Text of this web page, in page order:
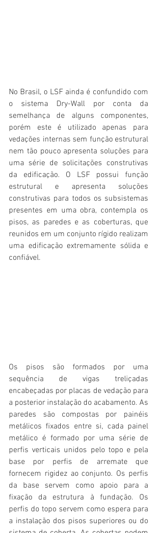
No Brasil, o LSF ainda é confundido com
o sistema Dry-Wall por conta da
semelhança de alguns componentes,
porém este é utilizado apenas para
vedações internas sem função estrutural
nem tão pouco apresenta soluções para
uma série de solicitações construtivas
da edificação. O LSF possui função
estrutural e apresenta soluções
construtivas para todos os subsistemas
presentes em uma obra, contempla os
pisos, as paredes e as coberturas, que
reunidos em um conjunto rígido realizam
uma edificação extremamente sólida e
confiável.
Os pisos são formados por uma
sequência de vigas treliçadas
encabeçadas por placas de vedação para
a posterior instalação do acabamento. As
paredes são compostas por painéis
metálicos fixados entre si, cada painel
metálico é formado por uma série de
perfis verticais unidos pelo topo e pela
base por perfis de arremate que
fornecem rigidez ao conjunto. Os perfis
da base servem como apoio para a
fixação da estrutura à fundação. Os
perfis do topo servem como espera para
a instalação dos pisos superiores ou do